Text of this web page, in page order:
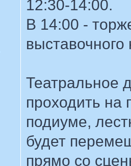
12:30-14:00.
В 14:00 -
Театральное
проходить
подиуме,
будет
прямо со